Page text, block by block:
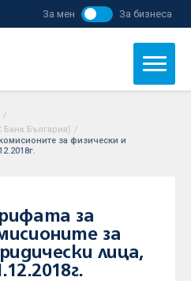
За мен За бизнеса
/
Банк България) /
за физически и
за
за
лица,